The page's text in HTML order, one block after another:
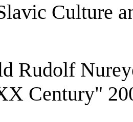
Culture
Rudolf
Century"